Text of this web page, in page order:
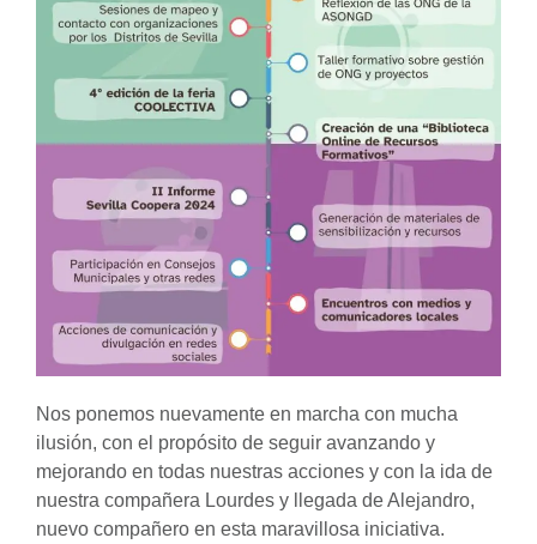
Nos ponemos nuevamente en marcha con mucha
ilusión, con el propósito de seguir avanzando y
mejorando en todas nuestras acciones y con la ida de
nuestra compañera Lourdes y llegada de Alejandro,
nuevo compañero en esta maravillosa iniciativa.